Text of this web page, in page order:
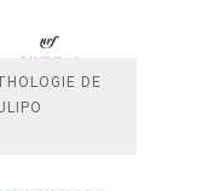
DE